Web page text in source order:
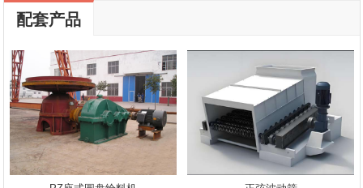
配套产品